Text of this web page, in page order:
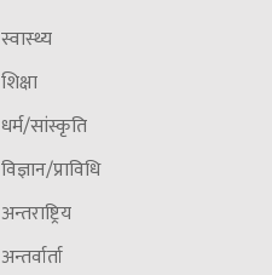
स्वास्थ्य
शिक्षा
धर्म/सांस्कृति
विज्ञान/प्राविधि
अन्तराष्ट्रिय
अन्तर्वार्ता